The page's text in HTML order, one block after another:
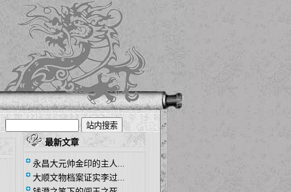
最新文章
永昌大元帅金印的主人...
大顺文物档案证实李过...